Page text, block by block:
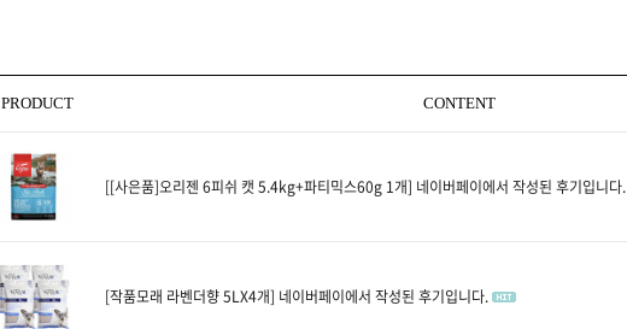
네이버페이에서 작성된 후기입니다.
PRODUCT CONTENT
[[사은품]오리젠 6피쉬 캣 5.4kg+파티믹스60g 1개] 네이버페이에서 작성된 후기입니다.
[작품모래 라벤더향 5LX4개] 네이버페이에서 작성된 후기입니다.